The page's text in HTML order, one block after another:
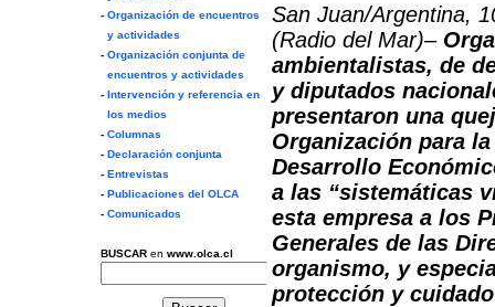
San Juan/Argentina,
(Radio del Mar)–
ambientalistas, de
y diputados
presentaron una
Organización para
Desarrollo
a las “sistemáticas
esta empresa a los
Generales de las
organismo, y
protección y